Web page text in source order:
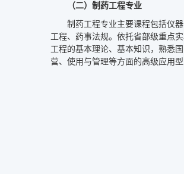
（二）制药工程专业
制药工程专业主要课程包括仪
工程、药事法规。依托省部级重点
工程的基本理论、基本知识，熟悉
营、使用与管理等方面的高级应用型